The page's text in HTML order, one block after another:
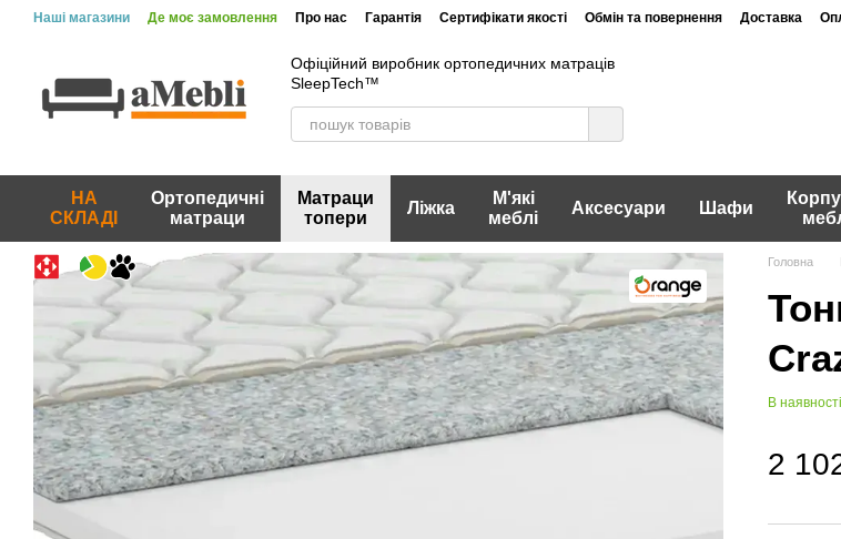
Перейти до основного контенту
Наші магазини Де моє замовлення Про нас Гарантія Сертифікати якості Обмін та повернення Доставка
Офіційний виробник ортопедичних матраців
SleepTech™
НА
СКЛАДІ
Ортопедичні
матраци
Матраци
топери
Ліжка
М'які
меблі
Аксесуари Шафи
Головна
В наявності
2